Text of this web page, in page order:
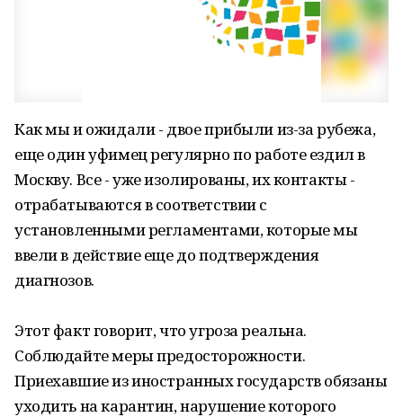
Как мы и ожидали - двое прибыли из-за рубежа,
еще один уфимец регулярно по работе ездил в
Москву. Все - уже изолированы, их контакты -
отрабатываются в соответствии с
установленными регламентами, которые мы
ввели в действие еще до подтверждения
диагнозов.
Этот факт говорит, что угроза реальна.
Соблюдайте меры предосторожности.
Приехавшие из иностранных государств обязаны
уходить на карантин, нарушение которого